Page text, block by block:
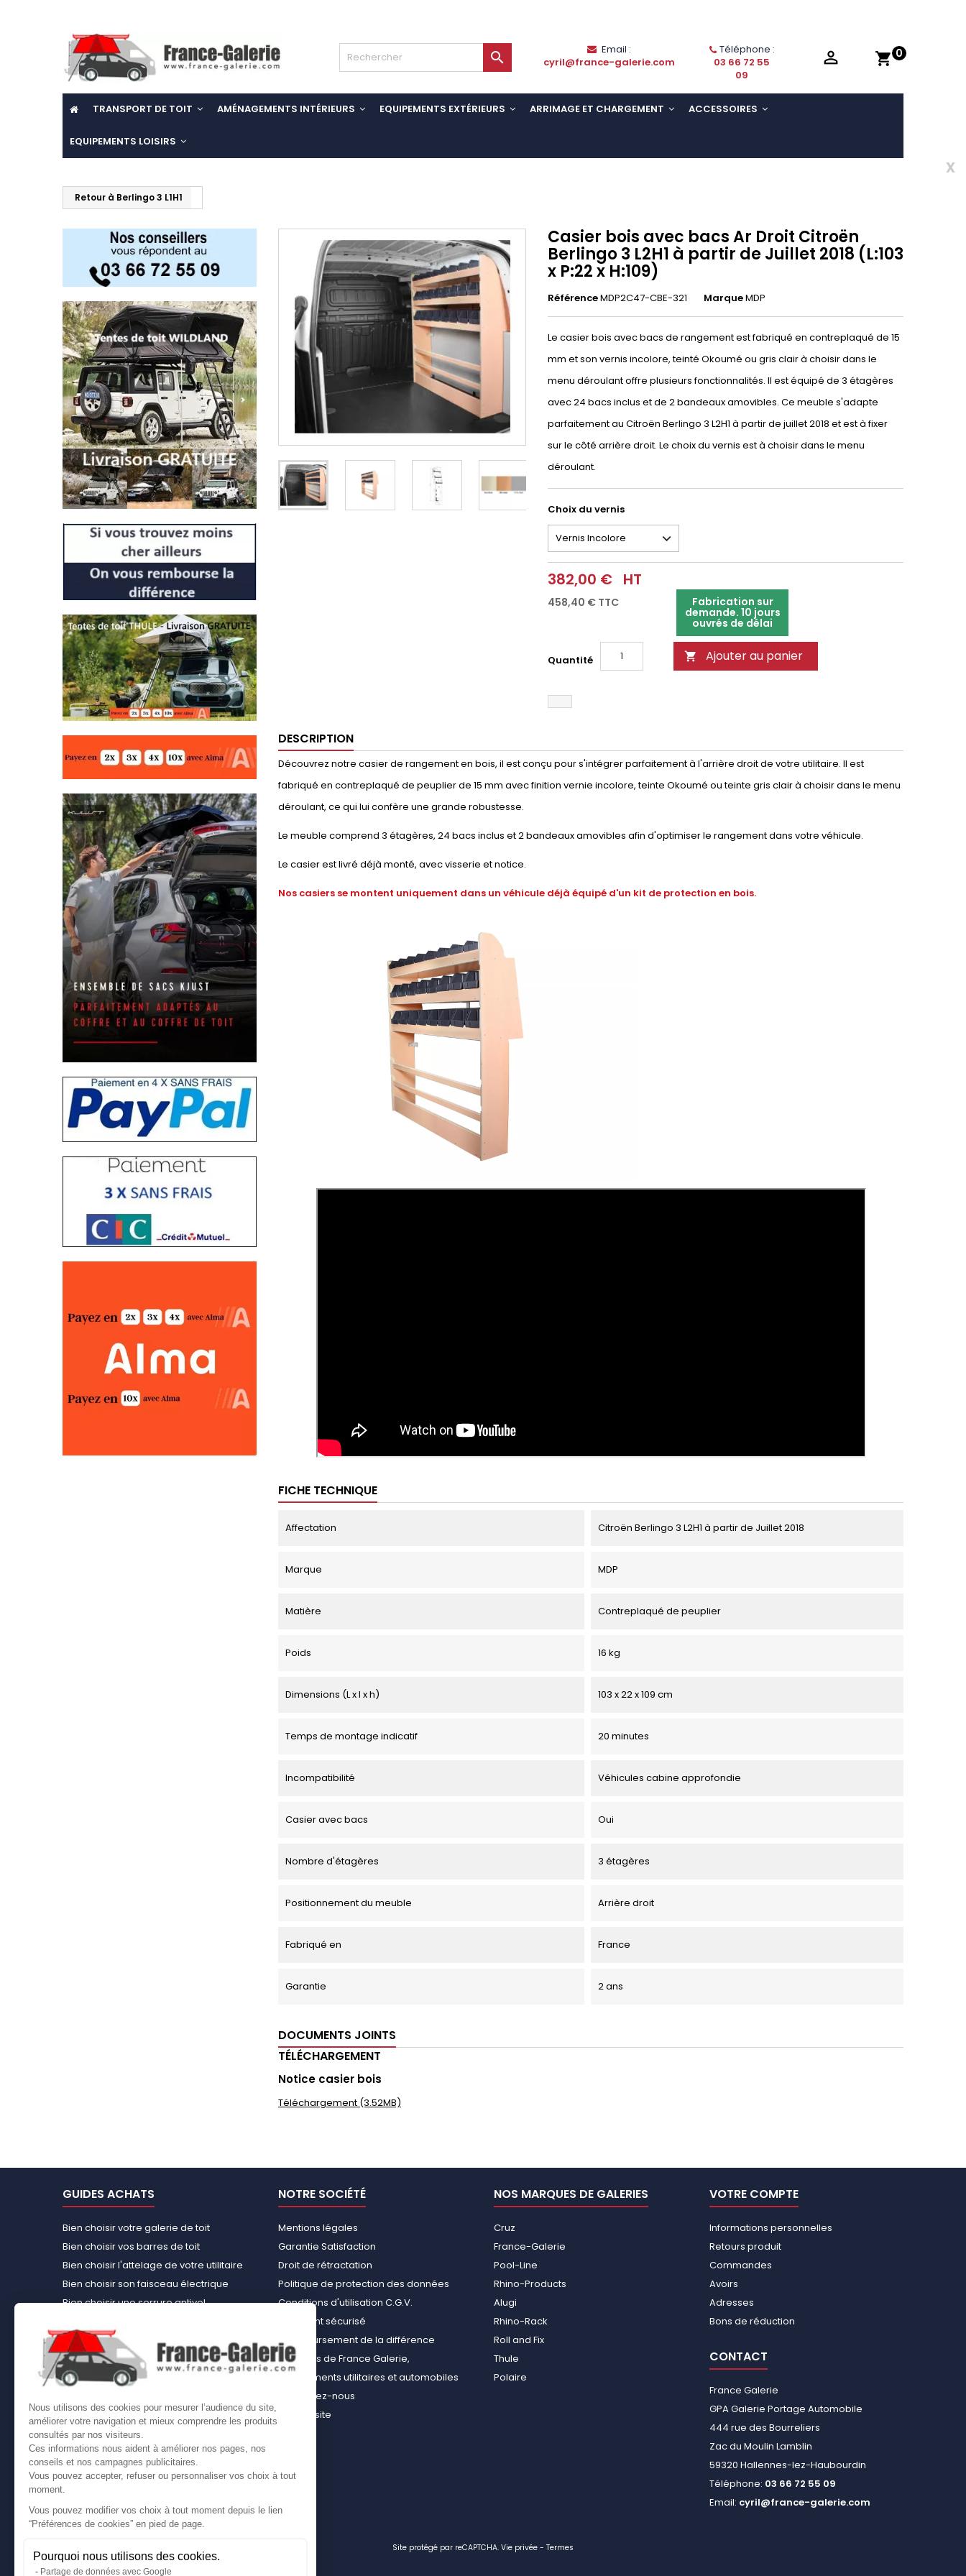
Nous utilisons des cookies pour mesurer l’audience du site,
améliorer votre navigation et mieux comprendre les produits
consultés par nos visiteurs.
Ces informations nous aident à améliorer nos pages, nos
conseils et nos campagnes publicitaires.
Vous pouvez accepter, refuser ou personnaliser vos choix à tout
moment.
Vous pouvez modifier vos choix à tout moment depuis le lien
“Préférences de cookies” en pied de page.
Pourquoi nous utilisons des cookies.
Partage de données avec Google
shopping_cart 0

Email :
cyril@france-galerie.com
Téléphone :
03 66 72 55
09

TRANSPORT DE TOIT AMÉNAGEMENTS INTÉRIEURS EQUIPEMENTS EXTÉRIEURS ARRIMAGE ET CHARGEMENT ACCESSOIRES
EQUIPEMENTS LOISIRS
x
Retour à Berlingo 3 L1H1
Casier bois avec bacs Ar Droit Citroën
Berlingo 3 L2H1 à partir de Juillet 2018 (L:103
x P:22 x H:109)
RéférenceMDP2C47-CBE-321 MarqueMDP
Le casier bois avec bacs de rangement est fabriqué en contreplaqué de 15
mm et son vernis incolore, teinté Okoumé ou gris clair à choisir dans le
menu déroulant offre plusieurs fonctionnalités. Il est équipé de 3 étagères
avec 24 bacs inclus et de 2 bandeaux amovibles. Ce meuble s'adapte
parfaitement au Citroën Berlingo 3 L2H1 à partir de juillet 2018 et est à fixer
sur le côté arrière droit. Le choix du vernis est à choisir dans le menu
déroulant.
Choix du vernis
382,00 € HT
458,40 € TTC Fabrication sur
demande. 10 jours
ouvrés de délai
Quantité  Ajouter au panier
DESCRIPTION
Découvrez notre casier de rangement en bois, il est conçu pour s'intégrer parfaitement à l'arrière droit de votre utilitaire. Il est
fabriqué en contreplaqué de peuplier de 15 mm avec finition vernie incolore, teinte Okoumé ou teinte gris clair à choisir dans le menu
déroulant, ce qui lui confère une grande robustesse.
Le meuble comprend 3 étagères, 24 bacs inclus et 2 bandeaux amovibles afin d'optimiser le rangement dans votre véhicule.
Le casier est livré déjà monté, avec visserie et notice.
Nos casiers se montent uniquement dans un véhicule déjà équipé d'un kit de protection en bois.
FICHE TECHNIQUE
Affectation Citroën Berlingo 3 L2H1 à partir de Juillet 2018
Marque MDP
Matière Contreplaqué de peuplier
Poids 16 kg
Dimensions (L x l x h) 103 x 22 x 109 cm
Temps de montage indicatif 20 minutes
Incompatibilité Véhicules cabine approfondie
Casier avec bacs Oui
Nombre d'étagères 3 étagères
Positionnement du meuble Arrière droit
Fabriqué en France
Garantie 2 ans
DOCUMENTS JOINTS
TÉLÉCHARGEMENT
Notice casier bois
Téléchargement (3.52MB)
GUIDES ACHATS
Bien choisir votre galerie de toit
Bien choisir vos barres de toit
Bien choisir l'attelage de votre utilitaire
Bien choisir son faisceau électrique
Bien choisir une serrure antivol
Choisir le kit d’aménagement loisirs
démontable idéal
Bien choisir un kit d’habillage bois ou un
Bien choisir son coffre sur attelage
Comment bien choisir son coffre de toit
NOTRE SOCIÉTÉ
Mentions légales
Garantie Satisfaction
Droit de rétractation
Politique de protection des données
Conditions d'utilisation C.G.V.
Paiement sécurisé
Remboursement de la différence
À propos de France Galerie,
équipements utilitaires et automobiles
Contactez-nous
Plan du site
NOS MARQUES DE GALERIES
Cruz
France-Galerie
Pool-Line
Rhino-Products
Alugi
Rhino-Rack
Roll and Fix
Thule
Polaire
VOTRE COMPTE
Informations personnelles
Retours produit
Commandes
Avoirs
Adresses
Bons de réduction
CONTACT
France Galerie
GPA Galerie Portage Automobile
444 rue des Bourreliers
Zac du Moulin Lamblin
59320 Hallennes-lez-Haubourdin
Téléphone: 03 66 72 55 09
Email: cyril@france-galerie.com
Site protégé par reCAPTCHA. Vie privée - Termes